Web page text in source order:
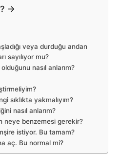
→
veya durduğu andan
sayılıyor mu?
nasıl anlarım?
sıklıkta yakmalıyım?
nasıl anlarım?
neye benzemesi gerekir?
istiyor. Bu tamam?
aç. Bu normal mi?